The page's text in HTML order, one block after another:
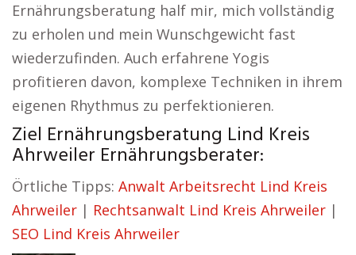
Ernährungsberatung half mir, mich vollständig
zu erholen und mein Wunschgewicht fast
wiederzufinden. Auch erfahrene Yogis
profitieren davon, komplexe Techniken in ihrem
eigenen Rhythmus zu perfektionieren.
Ziel Ernährungsberatung Lind Kreis
Ahrweiler Ernährungsberater:
Örtliche Tipps: Anwalt Arbeitsrecht Lind Kreis
Ahrweiler | Rechtsanwalt Lind Kreis Ahrweiler |
SEO Lind Kreis Ahrweiler